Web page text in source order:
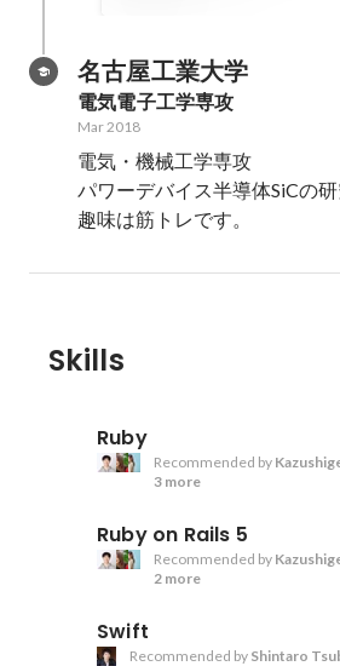
名古屋工業大学
電気電子工学専攻
Mar 2018
電気・機械工学専攻
パワーデバイス半導体SiCの研
趣味は筋トレです。
Skills
Ruby
Recommended by
3 more
Ruby on Rails 5
Recommended by
2 more
Swift
Recommended by Shintaro